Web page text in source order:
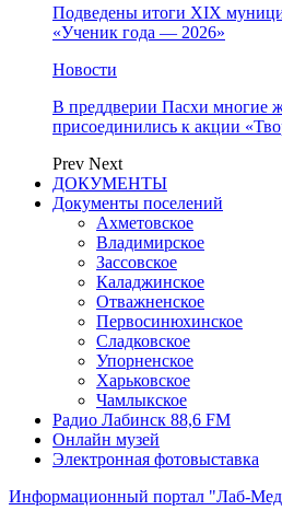
Подведены итоги XIX
«Ученик года — 2026»
Новости
В преддверии Пасхи многие
присоединились к акции
Prev Next
ДОКУМЕНТЫ
Документы поселений
Ахметовское
Владимирское
Зассовское
Каладжинское
Отважненское
Первосинюхинское
Сладковское
Упорненское
Харьковское
Чамлыкское
Радио Лабинск 88,6 FM
Онлайн музей
Электронная фотовыставка
Информационный портал "Лаб-